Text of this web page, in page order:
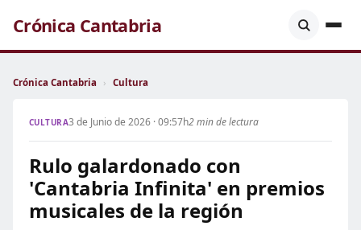
Crónica Cantabria
Crónica Cantabria › Cultura
CULTURA3 de Junio de 2026 · 09:57h2 min de lectura
Rulo galardonado con
'Cantabria Infinita' en premios
musicales de la región